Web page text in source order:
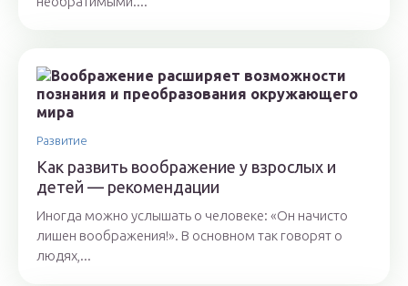
Развитие
Как развить воображение у взрослых и
детей — рекомендации
Иногда можно услышать о человеке: «Он начисто
лишен воображения!». В основном так говорят о
людях,...